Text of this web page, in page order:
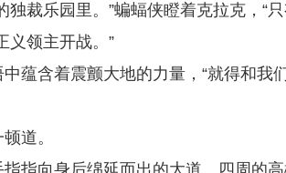
裁乐园里。”蝙蝠侠瞪着克拉克，“
义领主开战。”
蕴含着震颤大地的力量，“就得和我
道。
指向身后绵延而出的大道。四周的